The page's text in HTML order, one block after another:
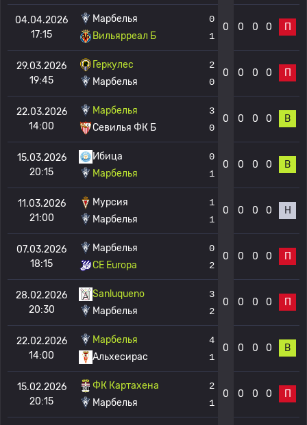
04.04.2026
17:15
Марбелья
Вильярреал Б
0
1
0 0 0 0 П
29.03.2026
19:45
Геркулес
Марбелья
2
0
0 0 0 0 П
22.03.2026
14:00
Марбелья
Севилья ФК Б
3
0
0 0 0 0 В
15.03.2026
20:15
Ибица
Марбелья
0
1
0 0 0 0 В
11.03.2026
21:00
Мурсия
Марбелья
1
1
0 0 0 0 Н
07.03.2026
18:15
Марбелья
CE Europa
0
2
0 0 0 0 П
28.02.2026
20:30
Sanluqueno
Марбелья
3
2
0 0 0 0 П
22.02.2026
14:00
Марбелья
Альхесирас
4
1
0 0 0 0 В
15.02.2026
20:15
ФК Картахена
Марбелья
2
1
0 0 0 0 П